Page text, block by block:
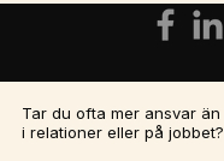
Tar du ofta mer ansvar än
i relationer eller på jobbet?